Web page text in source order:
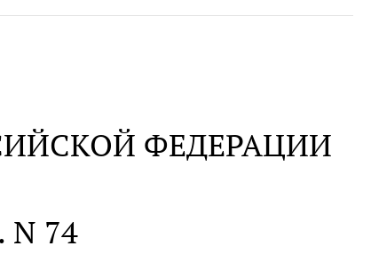
ФЕДЕРАЦИИ
N 74